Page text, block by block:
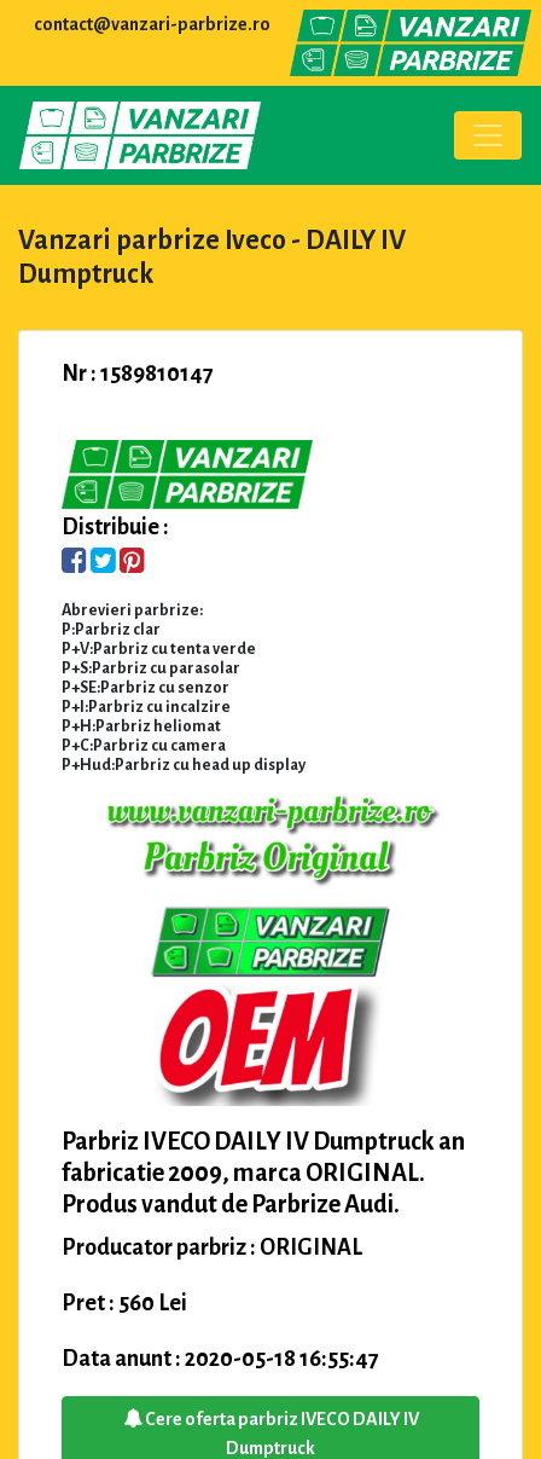
contact@vanzari-parbrize.ro
Vanzari parbrize Iveco - DAILY IV
Dumptruck
Nr : 1589810147
Distribuie :
Abrevieri parbrize:
P:Parbriz clar
P+V:Parbriz cu tenta verde
P+S:Parbriz cu parasolar
P+SE:Parbriz cu senzor
P+I:Parbriz cu incalzire
P+H:Parbriz heliomat
P+C:Parbriz cu camera
P+Hud:Parbriz cu head up display
Parbriz IVECO DAILY IV Dumptruck an
fabricatie 2009, marca ORIGINAL.
Produs vandut de Parbrize Audi.
Producator parbriz : ORIGINAL
Pret : 560 Lei
Data anunt : 2020-05-18 16:55:47
Cere oferta parbriz IVECO DAILY IV
Dumptruck